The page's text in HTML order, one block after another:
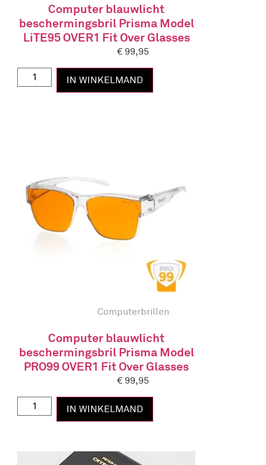
Computer blauwlicht
beschermingsbril Prisma Model
LiTE95 OVER1 Fit Over Glasses
€ 99,95
IN WINKELMAND
Computerbrillen
Computer blauwlicht
beschermingsbril Prisma Model
PRO99 OVER1 Fit Over Glasses
€ 99,95
IN WINKELMAND